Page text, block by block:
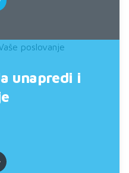
unapredi i